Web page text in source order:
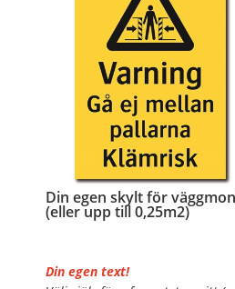
Din egen skylt för
(eller upp till 0,25m2)
Din egen text!